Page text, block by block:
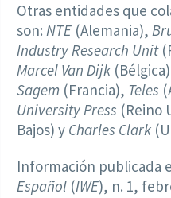
Otras entidades que
son: NTE (Alemania),
Industry Research Unit
Marcel Van Dijk
Sagem (Francia), Teles
University Press (Reino
Bajos) y Charles Clark
Información publicada
Español (IWE), n. 1,